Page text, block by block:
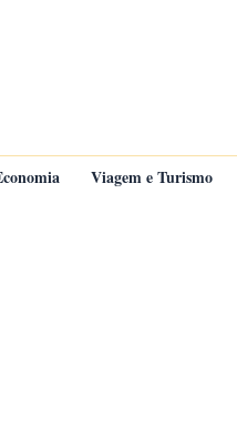
Viagem e Turismo